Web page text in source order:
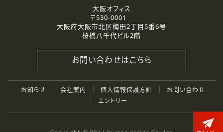
大阪オフィス
〒530-0001
大阪府大阪市北区梅田2丁目5番6号
桜橋八千代ビル2階
お問い合わせはこちら
お知らせ 会社案内 個人情報保護方針
お問い合わせ
エントリー